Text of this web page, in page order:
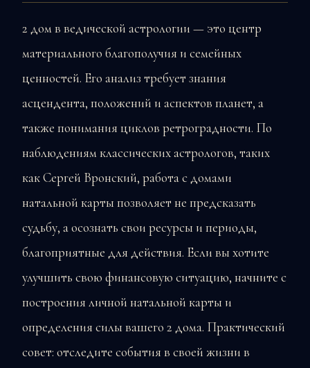
2 дом в ведической астрологии — это центр
материального благополучия и семейных
ценностей. Его анализ требует знания
асцендента, положений и аспектов планет, а
также понимания циклов ретроградности. По
наблюдениям классических астрологов, таких
как Сергей Вронский, работа с домами
натальной карты позволяет не предсказать
судьбу, а осознать свои ресурсы и периоды,
благоприятные для действия. Если вы хотите
улучшить свою финансовую ситуацию, начните с
построения личной натальной карты и
определения силы вашего 2 дома. Практический
совет: отследите события в своей жизни в